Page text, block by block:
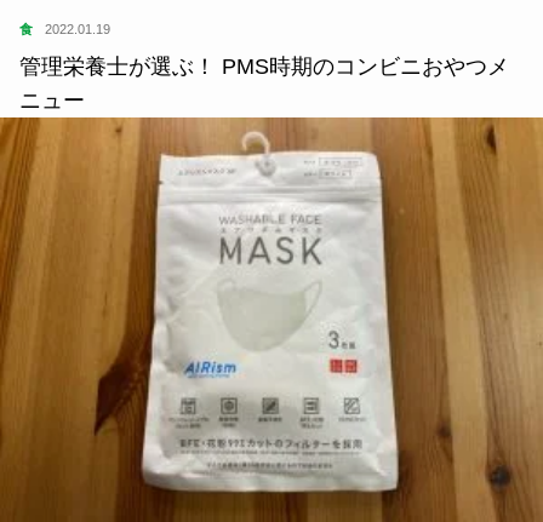
食 2022.01.19
管理栄養士が選ぶ！ PMS時期のコンビニおやつメ
ニュー